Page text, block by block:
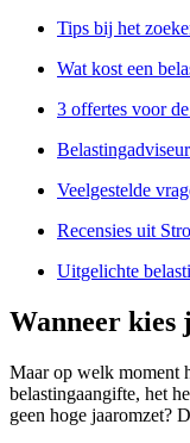
Tips bij het
Wat kost een
3 offertes voor
Veelgestelde
Recensies uit
Uitgelichte
Wanneer kies
Maar op welk moment
belastingaangifte, het
geen hoge jaaromzet?